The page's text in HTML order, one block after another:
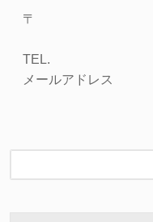
〒
TEL.
メールアドレス